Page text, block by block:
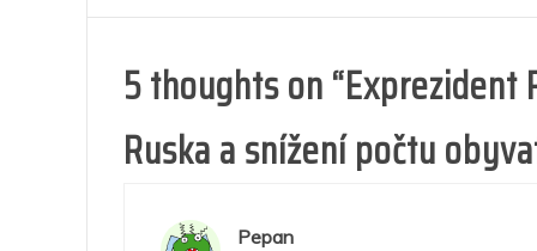
5 thoughts on “Exprezident
Ruska a snížení počtu
Pepan